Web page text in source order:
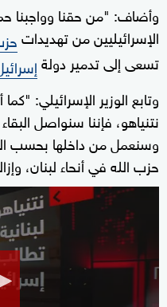
وأضاف: "من حقنا وواجبنا
الإسرائيليين من تهديدات
تسعى إلى تدمير دولة
وتابع الوزير الإسرائيلي:
نتنياهو، فإننا سنواصل
وسنعمل من داخلها بحسب
حزب الله في أنحاء لبنان،